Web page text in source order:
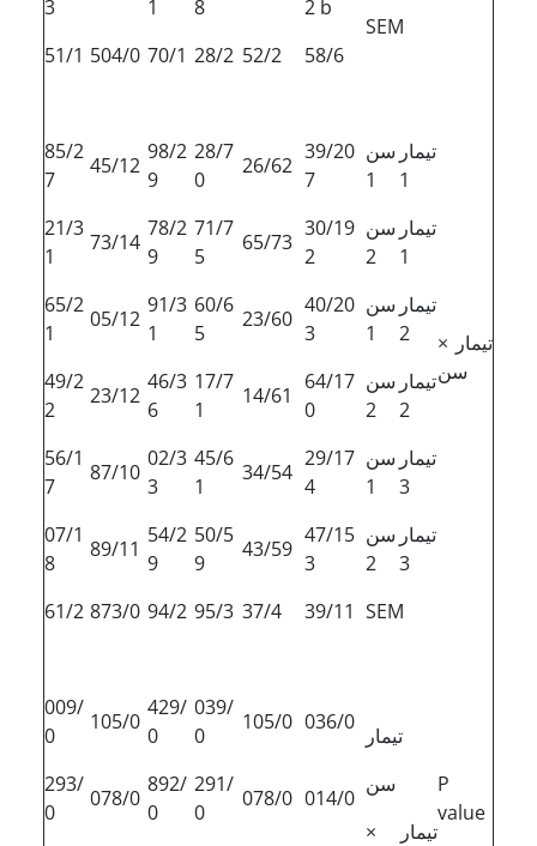
SEM
3 1 8
2 b
51/1 504/0 70/1 28/2 52/2 58/6
85/2
7
45/12
98/2
9
28/7
0
26/62
39/20
7
سن
1
تیمار
1
تیمار ×
سن
21/3
1
73/14
78/2
9
71/7
5
65/73
30/19
2
سن
2
تیمار
1
65/2
1
05/12
91/3
1
60/6
5
23/60
40/20
3
سن
1
تیمار
2
49/2
2
23/12
46/3
6
17/7
1
14/61
64/17
0
سن
2
تیمار
2
56/1
7
87/10
02/3
3
45/6
1
34/54
29/17
4
سن
1
تیمار
3
07/1
8
89/11
54/2
9
50/5
9
43/59
47/15
3
سن
2
تیمار
3
61/2 873/0 94/2 95/3 37/4 39/11 SEM
009/
0
105/0
429/
0
039/
0
105/0 036/0
تیمار
سن
تیمار ×
P
value
293/
0
078/0
892/
0
291/
0
078/0 014/0